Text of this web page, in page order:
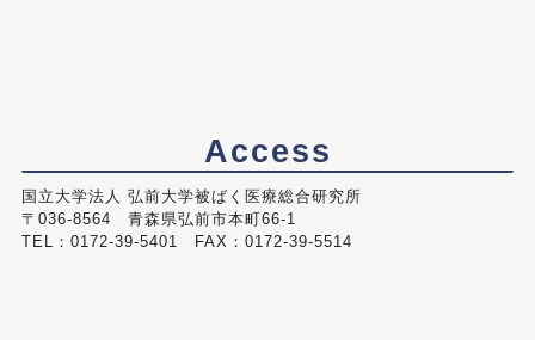
Access
国立大学法人 弘前大学被ばく医療総合研究所
〒036-8564 青森県弘前市本町66-1
TEL：0172-39-5401 FAX：0172-39-5514